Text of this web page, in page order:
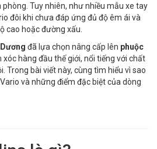
phòng. Tuy nhiên, như nhiều mẫu xe tay
đôi khi chưa đáp ứng đủ độ êm ái và
cao hoặc đường xấu.
đã lựa chọn nâng cấp lên phuộc
hàng đầu thế giới, nổi tiếng với chất
Trong bài viết này, cùng tìm hiểu vì sao
và những điểm đặc biệt của dòng